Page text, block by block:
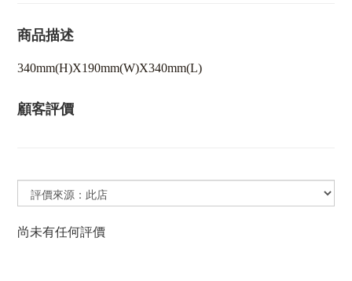
商品描述
340mm(H)X190mm(W)X340mm(L)
顧客評價
尚未有任何評價